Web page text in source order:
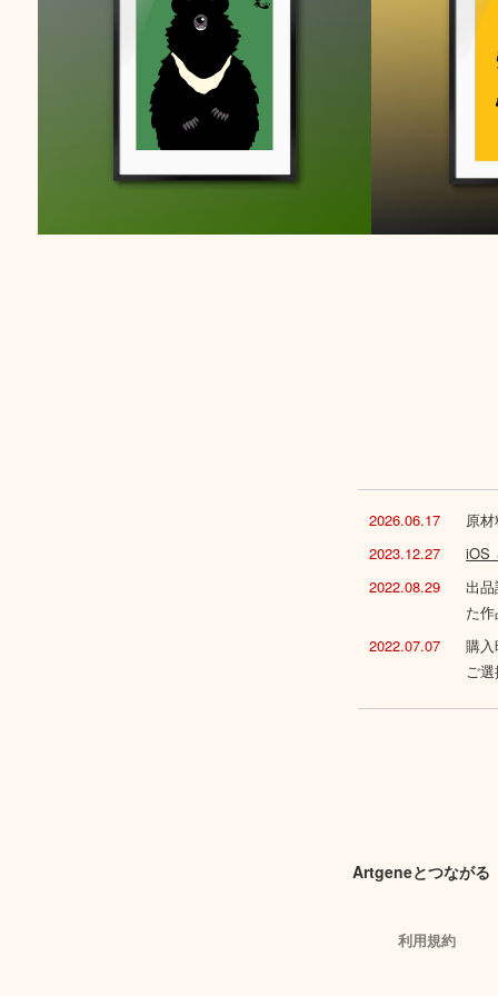
2026.06.17
原
2023.12.27
iOS
2022.08.29
出
た
2022.07.07
購
ご
Artgeneとつながる
利用規約